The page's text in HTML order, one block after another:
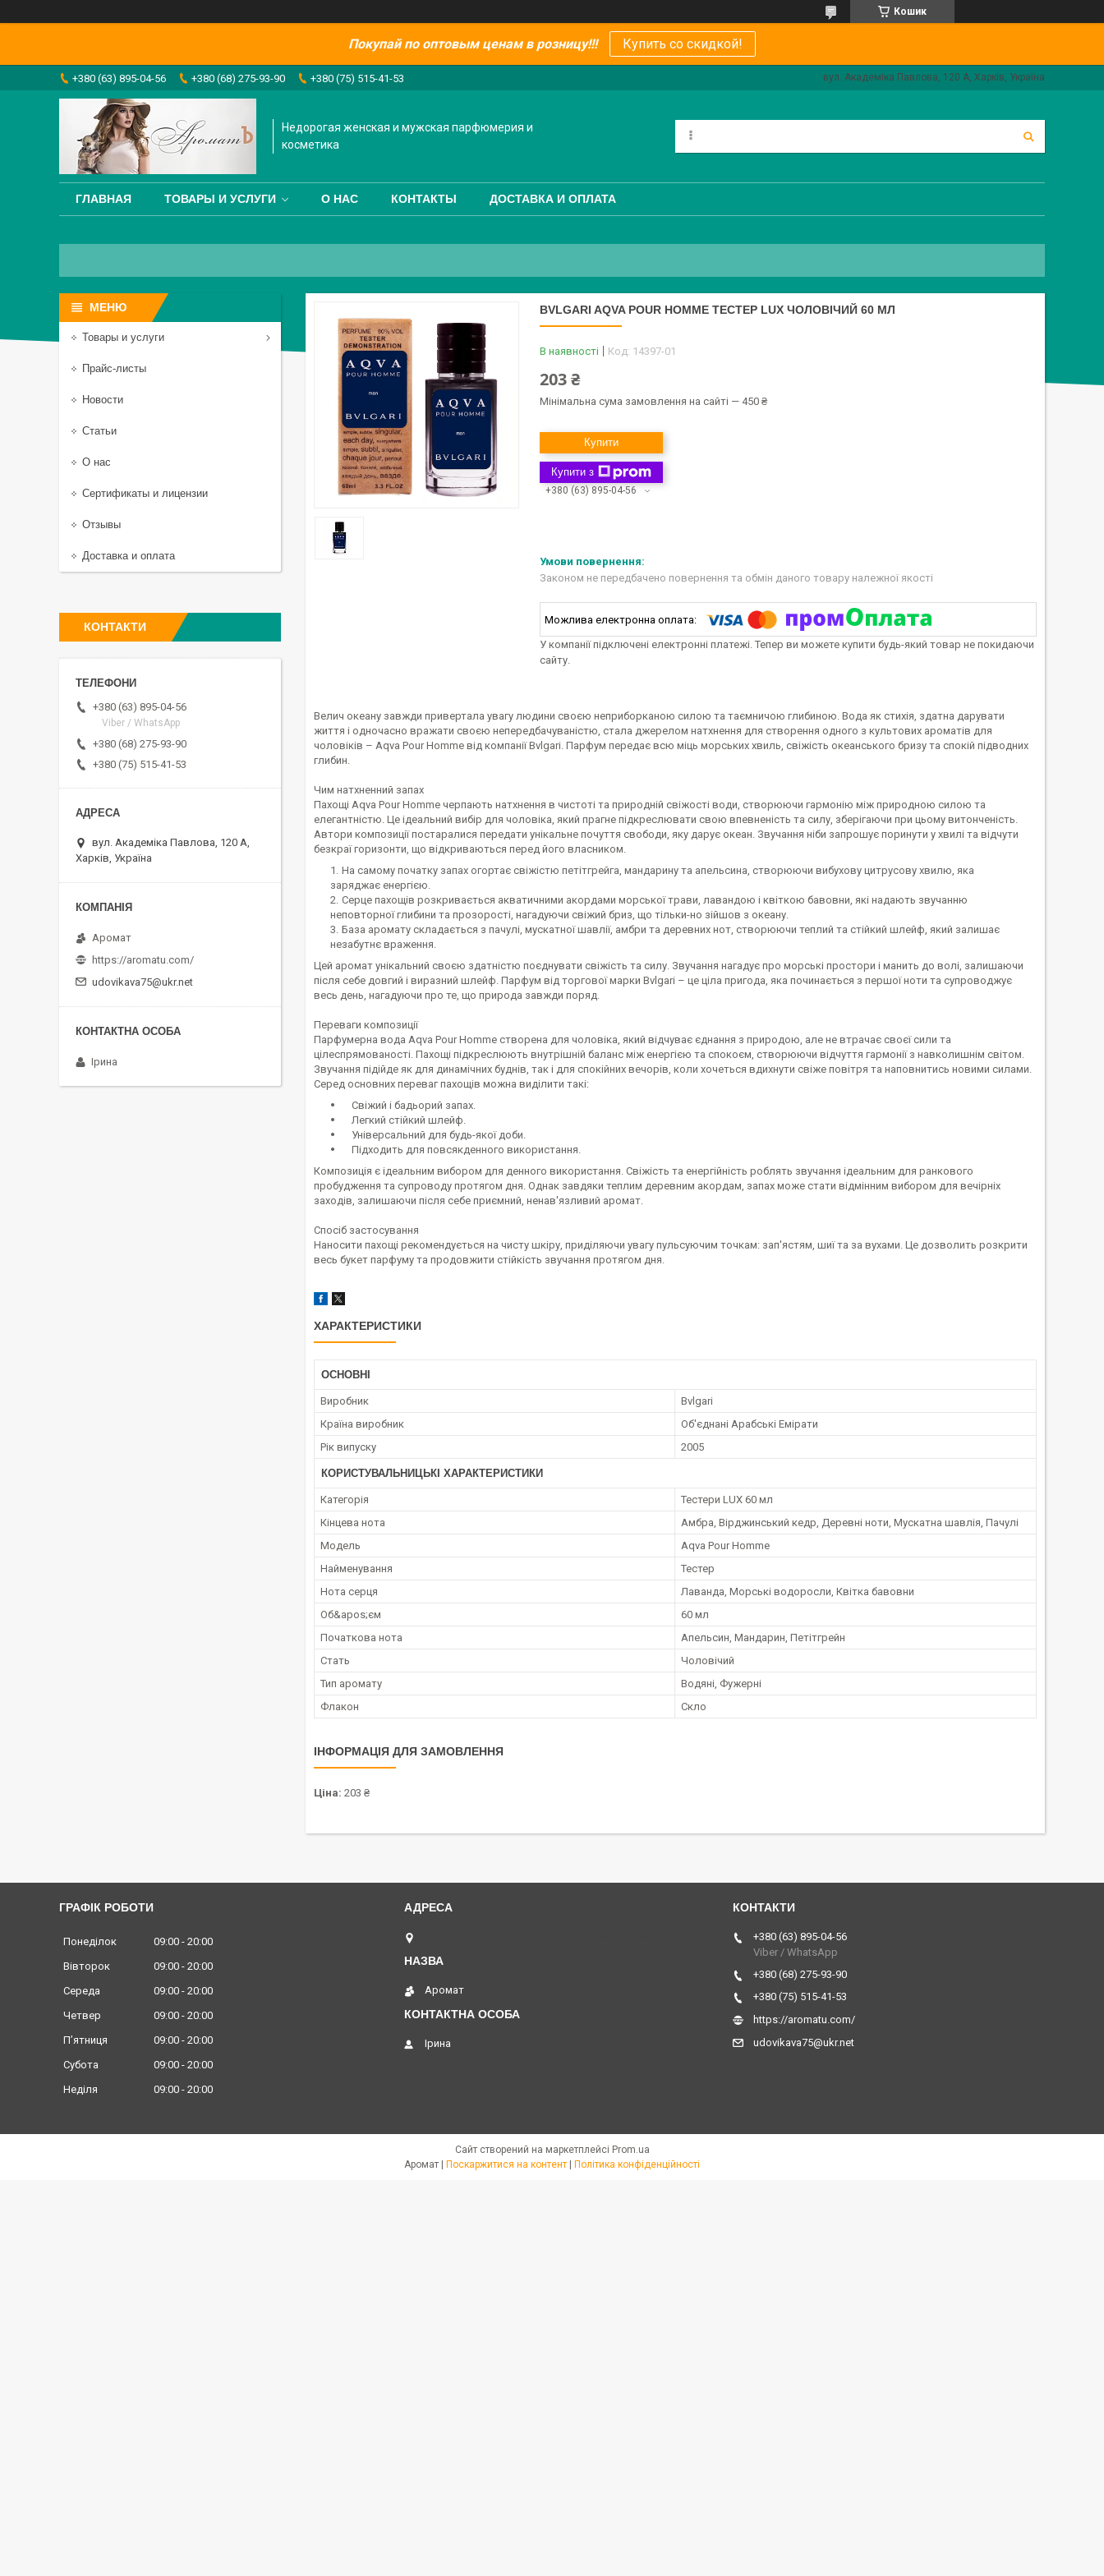
Кошик
Покупай по оптовым ценам в розницу!!! Купить со скидкой!
+380 (63) 895-04-56 +380 (68) 275-93-90 +380 (75) 515-41-53 вул. Академіка Павлова, 120 А, Харків, Україна
Недорогая женская и мужская парфюмерия и
косметика
ГЛАВНАЯ ТОВАРЫ И УСЛУГИ О НАС КОНТАКТЫ ДОСТАВКА И ОПЛАТА
BVLGARI AQVA POUR HOMME ТЕСТЕР LUX ЧОЛОВІЧИЙ 60 МЛ
В наявності Код: 14397-01
203 ₴
Мінімальна сума замовлення на сайті — 450 ₴
Купити
Купити з
+380 (63) 895-04-56
Законом не передбачено повернення та обмін даного товару належної якості
У компанії підключені електронні платежі. Тепер ви можете купити будь-який товар не покидаючи
сайту.
Велич океану завжди привертала увагу людини своєю неприборканою силою та таємничою глибиною. Вода як стихія, здатна дарувати
життя і одночасно вражати своєю непередбачуваністю, стала джерелом натхнення для створення одного з культових ароматів для
чоловіків – Aqva Pour Homme від компанії Bvlgari. Парфум передає всю міць морських хвиль, свіжість океанського бризу та спокій підводних
глибин.
Чим натхненний запах
Пахощі Aqva Pour Homme черпають натхнення в чистоті та природній свіжості води, створюючи гармонію між природною силою та
елегантністю. Це ідеальний вибір для чоловіка, який прагне підкреслювати свою впевненість та силу, зберігаючи при цьому витонченість.
Автори композиції постаралися передати унікальне почуття свободи, яку дарує океан. Звучання ніби запрошує поринути у хвилі та відчути
безкраї горизонти, що відкриваються перед його власником.
На самому початку запах огортає свіжістю петітгрейга, мандарину та апельсина, створюючи вибухову цитрусову хвилю, яка
заряджає енергією.
Серце пахощів розкривається акватичними акордами морської трави, лавандою і квіткою бавовни, які надають звучанню
неповторної глибини та прозорості, нагадуючи свіжий бриз, що тільки-но зійшов з океану.
База аромату складається з пачулі, мускатної шавлії, амбри та деревних нот, створюючи теплий та стійкий шлейф, який залишає
незабутнє враження.
Цей аромат унікальний своєю здатністю поєднувати свіжість та силу. Звучання нагадує про морські простори і манить до волі, залишаючи
після себе довгий і виразний шлейф. Парфум від торгової марки Bvlgari – це ціла пригода, яка починається з першої ноти та супроводжує
весь день, нагадуючи про те, що природа завжди поряд.
Переваги композиції
Парфумерна вода Aqva Pour Homme створена для чоловіка, який відчуває єднання з природою, але не втрачає своєї сили та
цілеспрямованості. Пахощі підкреслюють внутрішній баланс між енергією та спокоєм, створюючи відчуття гармонії з навколишнім світом.
Звучання підійде як для динамічних буднів, так і для спокійних вечорів, коли хочеться вдихнути свіже повітря та наповнитись новими силами.
Серед основних переваг пахощів можна виділити такі:
Свіжий і бадьорий запах.
Легкий стійкий шлейф.
Універсальний для будь-якої доби.
Підходить для повсякденного використання.
Композиція є ідеальним вибором для денного використання. Свіжість та енергійність роблять звучання ідеальним для ранкового
пробудження та супроводу протягом дня. Однак завдяки теплим деревним акордам, запах може стати відмінним вибором для вечірніх
заходів, залишаючи після себе приємний, ненав'язливий аромат.
Спосіб застосування
Наносити пахощі рекомендується на чисту шкіру, приділяючи увагу пульсуючим точкам: зап'ястям, шиї та за вухами. Це дозволить розкрити
весь букет парфуму та продовжити стійкість звучання протягом дня.
ХАРАКТЕРИСТИКИ
ОСНОВНІ
Виробник
Bvlgari
Країна виробник
Об'єднані Арабські Емірати
Рік випуску
2005
КОРИСТУВАЛЬНИЦЬКІ ХАРАКТЕРИСТИКИ
Категорія
Тестери LUX 60 мл
Кінцева нота
Амбра, Вірджинський кедр, Деревні ноти, Мускатна шавлія, Пачулі
Мoдель
Aqva Pour Homme
Найменування
Тестер
Нота серця
Лаванда, Морські водоросли, Квітка бавовни
Об&apos;єм
60 мл
Початкова нота
Апельсин, Мандарин, Петітгрейн
Стать
Чоловічий
Тип аромату
Водяні, Фужерні
Флакон
Скло
ІНФОРМАЦІЯ ДЛЯ ЗАМОВЛЕННЯ
Ціна: 203 ₴
Товары и услуги
Прайс-листы
Новости
Статьи
О нас
Сертификаты и лицензии
Отзывы
Доставка и оплата
КОНТАКТИ
+380 (63) 895-04-56
Viber / WhatsApp
+380 (68) 275-93-90
+380 (75) 515-41-53
вул. Академіка Павлова, 120 А,
Харків, Україна
Аромат
https://aromatu.com/
udovikava75@ukr.net
Ірина
ГРАФІК РОБОТИ
Понеділок 09:00
20:00
Вівторок
09:00
20:00
Середа
09:00
20:00
Четвер
09:00
20:00
Пʼятниця
09:00
20:00
Субота
09:00
20:00
Неділя
09:00 20:00
Аромат
Ірина
+380 (63) 895-04-56
Viber / WhatsApp
+380 (68) 275-93-90
+380 (75) 515-41-53
https://aromatu.com/
udovikava75@ukr.net
Сайт створений на маркетплейсі Prom.ua
Поскаржитися на контент Політика конфіденційності